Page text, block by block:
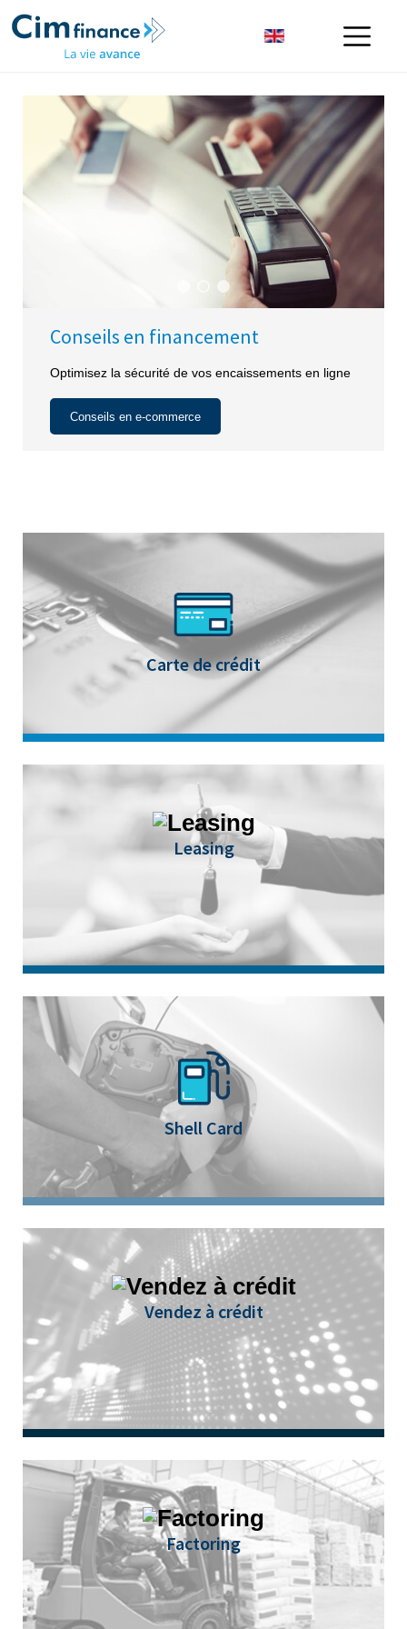
POS TERMINAL
Conseils en financement
Optimisez la sécurité de vos encaissements en ligne
Conseils en e-commerce
Carte de crédit
Les cartes de crédit Cim Visa, Cim MasterCard et
Cim UnionPay offrent un moyen de paiement
simple et efficace pour régler vos dépenses.
Leasing
Cim Finance vous propose des services de
Leasing flexibles et adaptés à vos besoins d'une
durée qui peut varier entre 12 et 84 mois.
Shell Card
Plus besoin de transporter de grosses sommes
d’argent lorsque vous faites le plein !
Vendez à crédit
Vous pouvez vendre à crédit en offrant des
facilités de paiement à travers le Credit Purchase
ou le Leasing.
Factoring